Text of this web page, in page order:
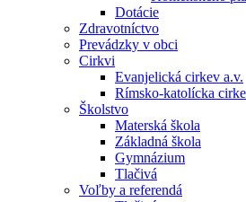
Dotácie
Zdravotníctvo
Prevádzky v obci
Cirkvi
Evanjelická cirkev a.v.
Rímsko-katolícka
Školstvo
Materská škola
Základná škola
Gymnázium
Tlačivá
Voľby a referendá